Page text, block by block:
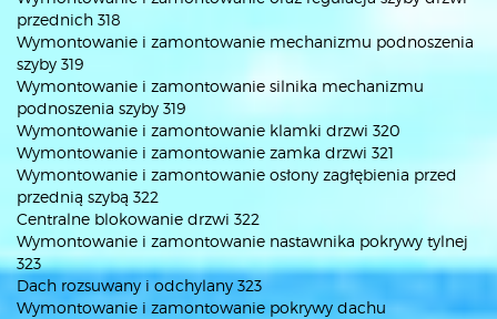
przednich 318
Wymontowanie i zamontowanie mechanizmu podnoszenia
szyby 319
Wymontowanie i zamontowanie silnika mechanizmu
podnoszenia szyby 319
Wymontowanie i zamontowanie klamki drzwi 320
Wymontowanie i zamontowanie zamka drzwi 321
Wymontowanie i zamontowanie osłony zagłębienia przed
przednią szybą 322
Centralne blokowanie drzwi 322
Wymontowanie i zamontowanie nastawnika pokrywy tylnej
323
Dach rozsuwany i odchylany 323
Wymontowanie i zamontowanie pokrywy dachu